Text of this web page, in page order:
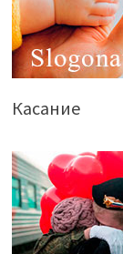
Касание